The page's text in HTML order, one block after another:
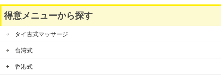
得意メニューから探す
タイ古式マッサージ
台湾式
香港式